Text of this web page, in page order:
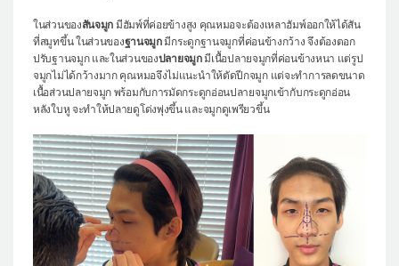
ในส่วนของสันจมูกมีฮัมพ์ที่ค่อยข้างสูง คุณหมอจะต้องเหลาฮัมพ์ออกให้ได้สัน
ที่สมูทขึ้น ในส่วนของฐานจมูกมีกระดูกฐานจมูกที่ค่อนข้างกว้าง จึงต้องตอก
ปรับฐานจมูก และในส่วนของปลายจมูกมีเนื้อปลายจมูกที่ค่อนข้างหนา แต่รูป
จมูกไม่ได้กว้างมาก คุณหมอจึงไม่แนะนำให้ตัดปีกจมูก แต่จะทำการลดขนาด
เนื้อส่วนปลายจมูก พร้อมกับการมัดกระดูกอ่อนปลายจมูกเข้ากับกระดูกอ่อน
หลังใบหู จะทำให้ปลายดูโด่งพุ่งขึ้น และจมูกดูเพรียวขึ้น